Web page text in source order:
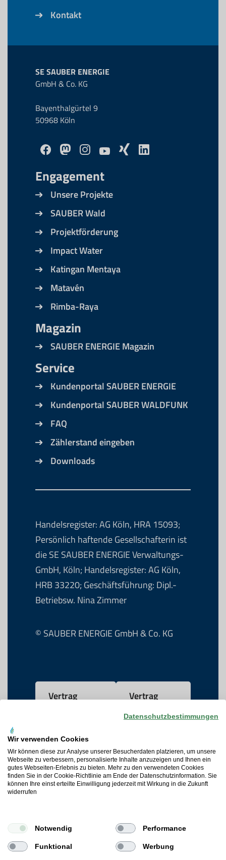
Kontakt
SE SAUBER ENERGIE
GmbH & Co. KG
Bayenthalgürtel 9
50968 Köln
Engagement
Unsere Projekte
SAUBER Wald
Projektförderung
Impact Water
Katingan Mentaya
Matavén
Rimba-Raya
Magazin
SAUBER ENERGIE Magazin
Service
Kundenportal SAUBER ENERGIE
Kundenportal SAUBER WALDFUNK
FAQ
Zählerstand eingeben
Downloads
Handelsregister: AG Köln, HRA 15093;
Persönlich haftende Gesellschafterin ist
die SE SAUBER ENERGIE Verwaltungs-
GmbH, Köln; Handelsregister: AG Köln,
HRB 33220; Geschäftsführung: Dipl.-
Betriebsw. Nina Zimmer
© SAUBER ENERGIE GmbH & Co. KG
Vertrag
Vertrag
kündigen
AGB
Datenschutz
Impressum
Datenschutzbestimmungen
Wir verwenden Cookies
Wir können diese zur Analyse unserer Besucherdaten platzieren, um unsere
Webseite zu verbessern, personalisierte Inhalte anzuzeigen und Ihnen ein
gutes Webseiten-Erlebnis zu bieten. Mehr zu den verwendeten Cookies
finden Sie in der Cookie-Richtlinie am Ende der Datenschutzinformation. Sie
können Ihre einst erteilte Einwilligung jederzeit mit Wirkung in die Zukunft
widerrufen
Notwendig Performance
Funktional Werbung